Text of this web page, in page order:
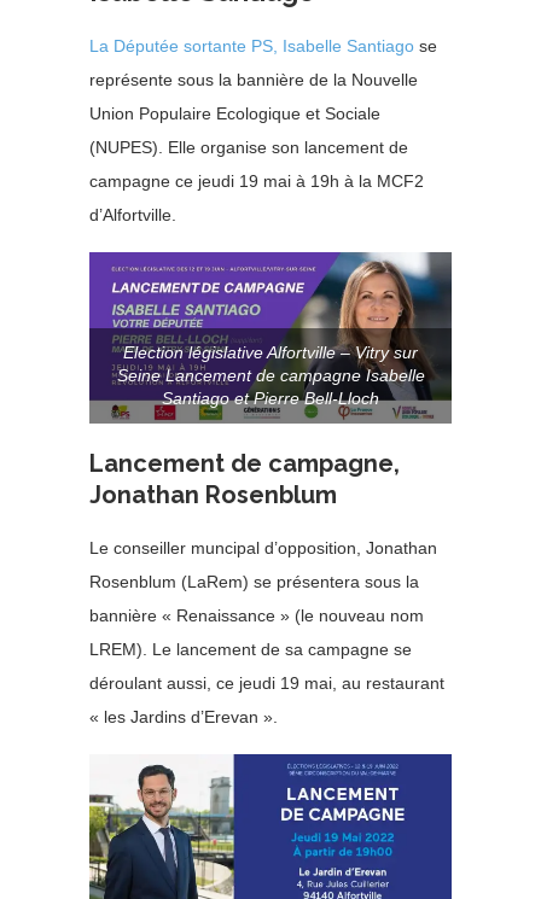
La Députée sortante PS, Isabelle Santiago se
représente sous la bannière de la Nouvelle
Union Populaire Ecologique et Sociale
(NUPES). Elle organise son lancement de
campagne ce jeudi 19 mai à 19h à la MCF2
d’Alfortville.
Election législative Alfortville – Vitry sur
Seine Lancement de campagne Isabelle
Santiago et Pierre Bell-Lloch
Lancement de campagne,
Jonathan Rosenblum
Le conseiller muncipal d’opposition, Jonathan
Rosenblum (LaRem) se présentera sous la
bannière « Renaissance » (le nouveau nom
LREM). Le lancement de sa campagne se
déroulant aussi, ce jeudi 19 mai, au restaurant
« les Jardins d’Erevan ».